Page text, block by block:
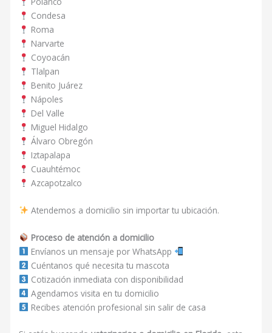
Condesa
Roma
Narvarte
Coyoacán
Tlalpan
Benito Juárez
Nápoles
Del Valle
Miguel Hidalgo
Álvaro Obregón
Iztapalapa
Cuauhtémoc
Azcapotzalco
Atendemos a domicilio sin importar tu ubicación.
Proceso de atención a domicilio
Envíanos un mensaje por WhatsApp
Cuéntanos qué necesita tu mascota
Cotización inmediata con disponibilidad
Agendamos visita en tu domicilio
Recibes atención profesional sin salir de casa